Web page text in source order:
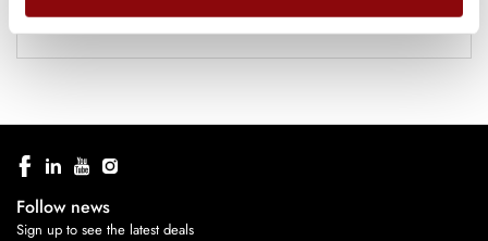
SIZE TYPE TCB Bar or cable-through
Follow news
Sign up to see the latest deals